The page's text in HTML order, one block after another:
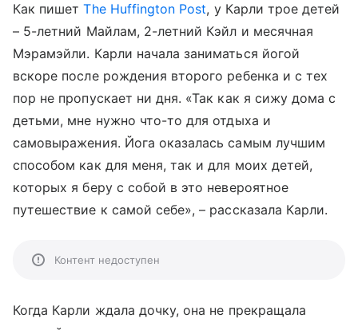
Как пишетThe Huffington Post, у Карли трое детей
– 5-летний Майлам, 2-летний Кэйл и месячная
Мэрамэйли. Карли начала заниматься йогой
вскоре после рождения второго ребенка и с тех
пор не пропускает ни дня. «Так как я сижу дома с
детьми, мне нужно что-то для отдыха и
самовыражения. Йога оказалась самым лучшим
способом как для меня, так и для моих детей,
которых я беру с собой в это невероятное
путешествие к самой себе», – рассказала Карли.
Контент недоступен
Когда Карли ждала дочку, она не прекращала